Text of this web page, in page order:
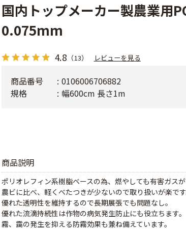
国内トップメーカー製農業用
0.075mm
4.8 （13） レビューを見る
商品説明
ポリオレフィン系樹脂ベースの為、燃やしても有害ガスが
農ビに比べ、軽くべたつきが少ないので取り扱いが楽です
優れた透明性を維持するので長期展張でも問題なし。
優れた流滴持続性は作物の病気発生防止にも役立ちます。
霧、靄の発生を抑える防霧効果も兼ね備えています。
商品番号
0106006706882
規格
幅600cm 長さ1m